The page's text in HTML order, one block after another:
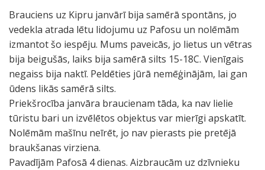
Brauciens uz Kipru janvārī bija samērā spontāns, jo
vedekla atrada lētu lidojumu uz Pafosu un nolēmām
izmantot šo iespēju. Mums paveicās, jo lietus un vētras
bija beigušās, laiks bija samērā silts 15-18C. Vienīgais
negaiss bija naktī. Peldēties jūrā nemēģinājām, lai gan
ūdens likās samērā silts.
Priekšrocība janvāra braucienam tāda, ka nav lielie
tūristu bari un izvēlētos objektus var mierīgi apskatīt.
Nolēmām mašīnu neīrēt, jo nav pierasts pie pretējā
braukšanas virziena.
Pavadījām Pafosā 4 dienas. Aizbraucām uz dzīvnieku